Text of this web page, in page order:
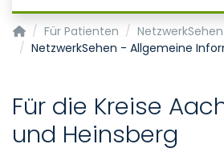
Klinik für Augenheilkunde
Für Patienten
NetzwerkSehen
NetzwerkSehen - Allgemeine
Für die Kreise
und Heinsberg